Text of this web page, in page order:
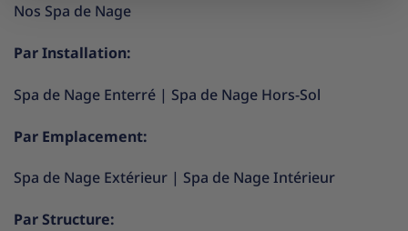
Nos Spa de Nage
Par Installation:
Spa de Nage Enterré | Spa de Nage Hors-Sol
Par Emplacement:
Spa de Nage Extérieur | Spa de Nage Intérieur
Par Structure: